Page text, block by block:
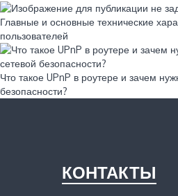
Главные и основные технические
пользователей
Что такое UPnP в роутере и зачем
безопасности?
КОНТАКТЫ